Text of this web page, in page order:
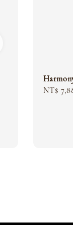
Sale
NT$